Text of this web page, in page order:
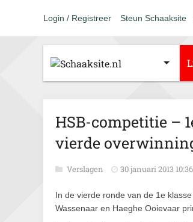
Login / Registreer Steun Schaaksite
HSB-competitie –
vierde
Verslagen 30 januari 2013 10:36
In de vierde ronde van de 1e
Wassenaar en Haeghe Ooievaar